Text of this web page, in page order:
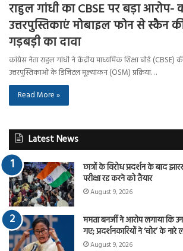
राहुल गांधी का CBSE पर बड़ा आरोप-
उत्तरपुस्तिकाएं मोबाइल फोन से स्कैन
गड़बड़ी का दावा
कांग्रेस नेता राहुल गांधी ने केंद्रीय माध्यमिक शिक्षा बोर्ड
उत्तरपुस्तिकाओं के डिजिटल मूल्यांकन (OSM) प्रक्रिया…
Read More »
Latest News
छात्रों के विरोध प्रदर्शन के बाद
परीक्षा रद्द करने को तैयार
August 9, 2026
ममता बनर्जी ने आरोप लगाया कि
गए; प्रदर्शनकारियों ने ‘चोर’ के नारे
August 9, 2026